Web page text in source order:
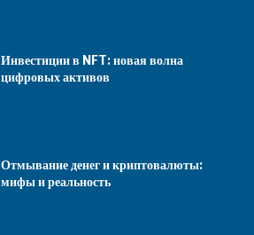
Инвестиции в NFT: новая волна
цифровых активов
Отмывание денег и криптовалюты:
мифы и реальность